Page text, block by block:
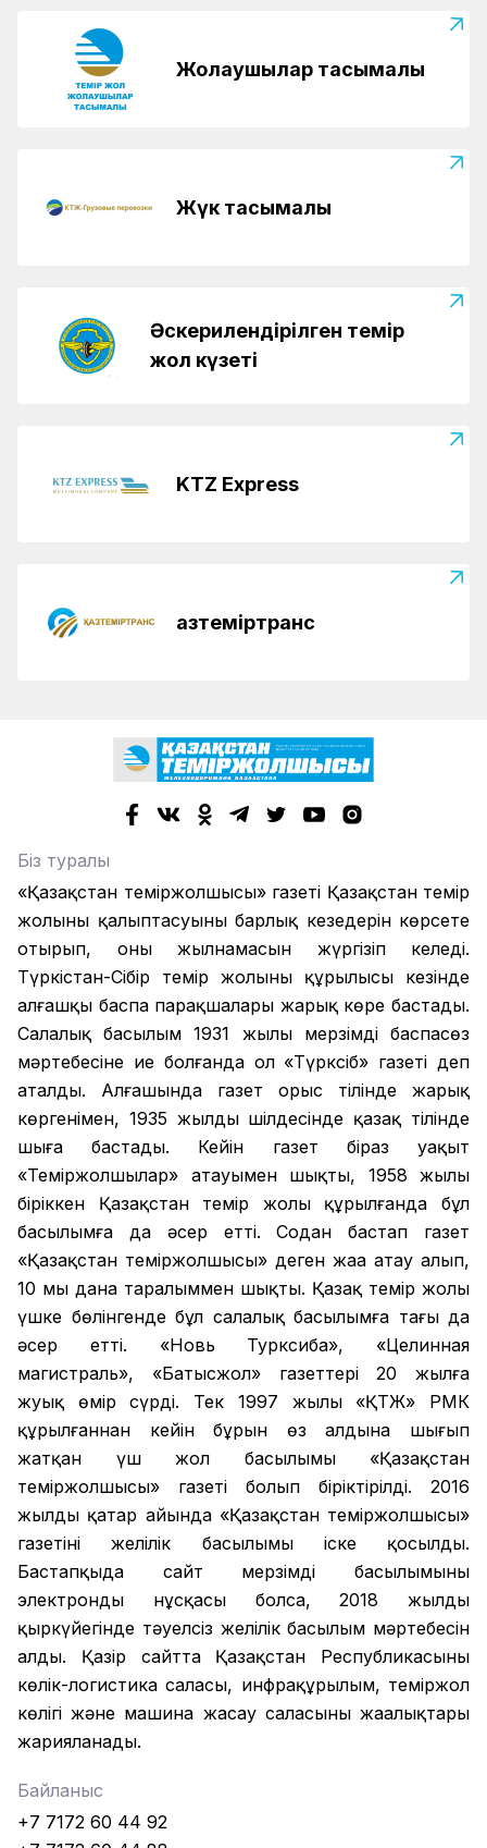
Жолаушылар тасымалы
Жүк тасымалы
Әскерилендірілген темір
жол күзеті
KTZ Express
Қазтеміртранс
Біз туралы
«Қазақстан теміржолшысы» газеті Қазақстан темір
жолының қалыптасуының барлық кезеңдерін көрсете
отырып, оның жылнамасын жүргізіп келеді.
Түркістан-Сібір темір жолының құрылысы кезінде
алғашқы баспа парақшалары жарық көре бастады.
Салалық басылым 1931 жылы мерзімді баспасөз
мәртебесіне ие болғанда ол «Түрксіб» газеті деп
аталды. Алғашында газет орыс тілінде жарық
көргенімен, 1935 жылдың шілдесінде қазақ тілінде
шыға бастады. Кейін газет біраз уақыт
«Теміржолшылар» атауымен шықты, 1958 жылы
біріккен Қазақстан темір жолы құрылғанда бұл
басылымға да әсер етті. Содан бастап газет
«Қазақстан теміржолшысы» деген жаңа атау алып,
10 мың дана таралыммен шықты. Қазақ темір жолы
үшке бөлінгенде бұл салалық басылымға тағы да
әсер етті. «Новь Турксиба», «Целинная
магистраль», «Батысжол» газеттері 20 жылға
жуық өмір сүрді. Тек 1997 жылы «ҚТЖ» РМК
құрылғаннан кейін бұрын өз алдына шығып
жатқан үш жол басылымы «Қазақстан
теміржолшысы» газеті болып біріктірілді. 2016
жылдың қаңтар айында «Қазақстан теміржолшысы»
газетінің желілік басылымы іске қосылды.
Бастапқыда сайт мерзімді басылымының
электронды нұсқасы болса, 2018 жылдың
қыркүйегінде тәуелсіз желілік басылым мәртебесін
алды. Қазір сайтта Қазақстан Республикасының
көлік-логистика саласы, инфрақұрылым, теміржол
көлігі және машина жасау саласының жаңалықтары
жарияланады.
Байланыс
+7 7172 60 44 92